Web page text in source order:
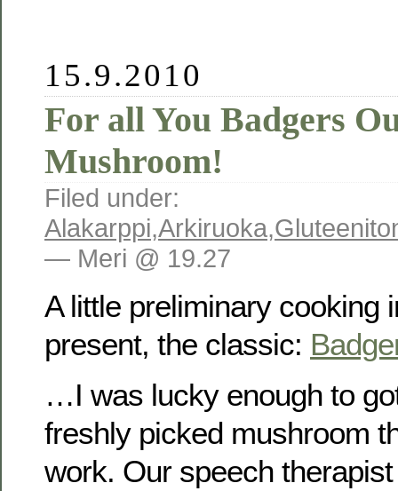
15.9.2010
For all You Badgers
Mushroom!
Filed under:
Alakarppi,Arkiruoka,
— Meri @ 19.27
A little preliminary cooking
present, the classic:
…I was lucky enough to
freshly picked mushroom
work. Our speech